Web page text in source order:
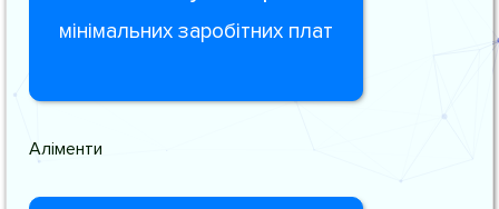
мінімальних заробітних плат
Аліменти